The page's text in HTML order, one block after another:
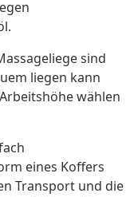
sind
liegen kann
wählen
eines Koffers
Transport und die